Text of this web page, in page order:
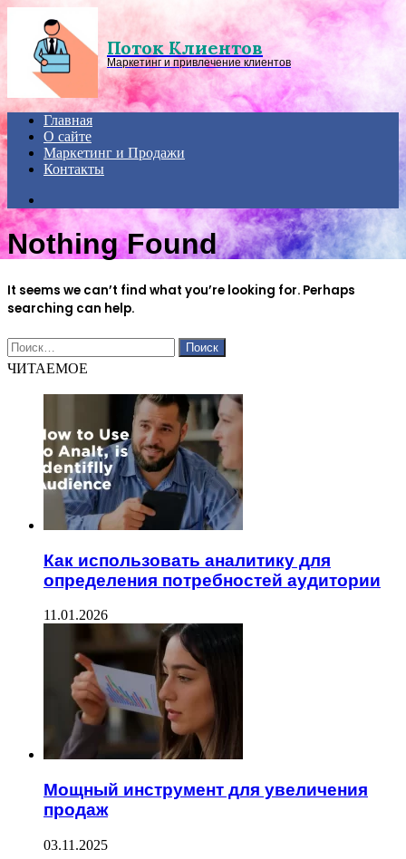
Поток Клиентов
Маркетинг и привлечение клиентов
Главная
О сайте
Маркетинг и Продажи
Контакты
for
Nothing Found
It seems we can’t find what you’re looking for. Perhaps
searching can help.
Найти:
ЧИТАЕМОЕ
Как использовать аналитику для
определения потребностей аудитории
11.01.2026
Мощный инструмент для увеличения
продаж
03.11.2025